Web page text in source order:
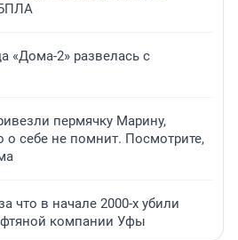
«Дома-2» развелась с
пермячку Марину,
о себе не помнит. Посмотрите,
что в начале 2000-х убили
компании Уфы